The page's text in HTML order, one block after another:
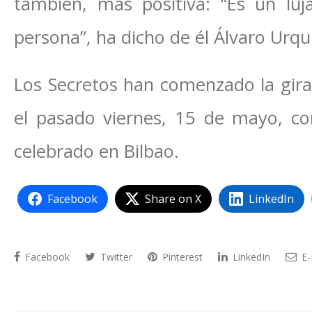
persona”, ha dicho de él Álvaro
Los Secretos han comenzado la
el pasado viernes, 15 de mayo,
celebrado en Bilbao.
Facebook Share on X LinkedIn
Facebook Twitter Pinterest LinkedIn